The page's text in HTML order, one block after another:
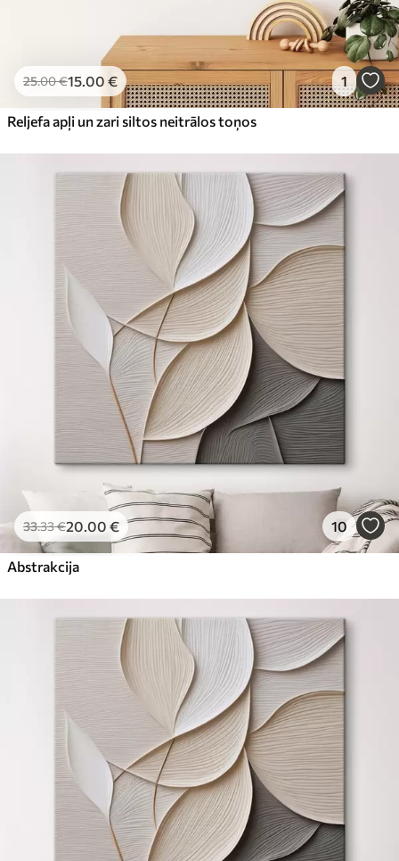
25.00€15.00 € 1
Reljefa apļi un zari siltos neitrālos toņos
33.33€20.00 € 10
Abstrakcija